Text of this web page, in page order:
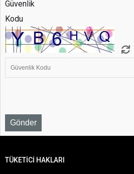
Güvenlik
Kodu
TÜKETİCİ HAKLARI